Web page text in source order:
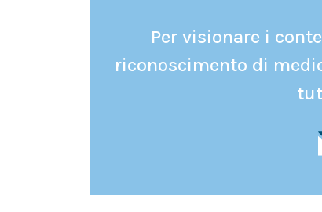
Per visionare i
riconoscimento di